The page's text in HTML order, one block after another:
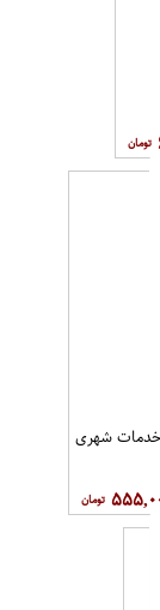
خدمات شهری